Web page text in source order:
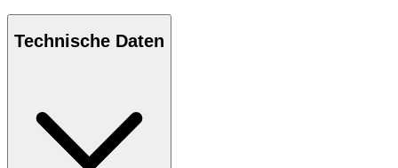
Technische Daten